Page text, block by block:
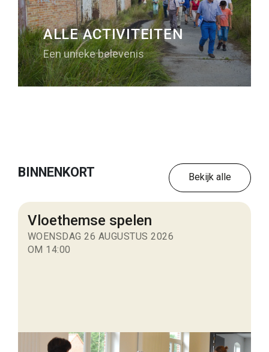
ALLE ACTIVITEITEN
Een unieke belevenis
BINNENKORT Bekijk alle
Vloethemse spelen
WOENSDAG 26 AUGUSTUS 2026
OM 14:00